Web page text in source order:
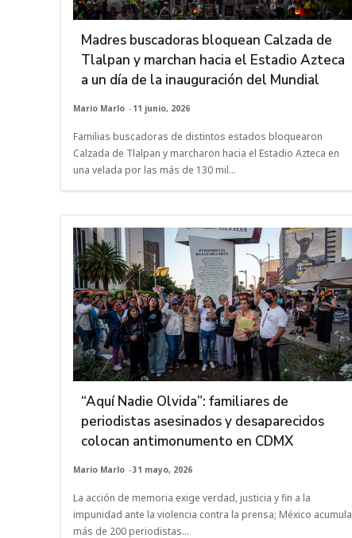
Madres buscadoras bloquean Calzada de
Tlalpan y marchan hacia el Estadio Azteca
a un día de la inauguración del Mundial
Mario Marlo - 11 junio, 2026
Familias buscadoras de distintos estados bloquearon
Calzada de Tlalpan y marcharon hacia el Estadio Azteca en
una velada por las más de 130 mil...
“Aquí Nadie Olvida”: familiares de
periodistas asesinados y desaparecidos
colocan antimonumento en CDMX
Mario Marlo -31 mayo, 2026
La acción de memoria exige verdad, justicia y fin a la
impunidad ante la violencia contra la prensa; México acumula
más de 200 periodistas...